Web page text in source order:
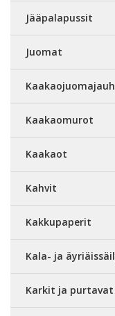
Jääpalapussit
Juomat
Kaakaomurot
Kaakaot
Kahvit
Kakkupaperit
Kala- ja
Karkit ja purtavat